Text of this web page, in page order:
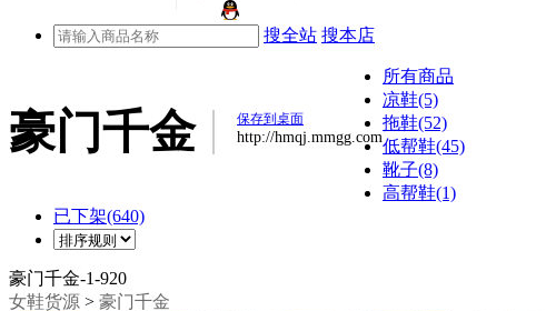
搜全站 搜本店
豪门千金 保存到桌面
http://hmqj.mmgg.com
所有商品
凉鞋(5)
拖鞋(52)
低帮鞋(45)
靴子(8)
高帮鞋(1)
已下架(640)
豪门千金-1-920
女鞋货源 > 豪门千金